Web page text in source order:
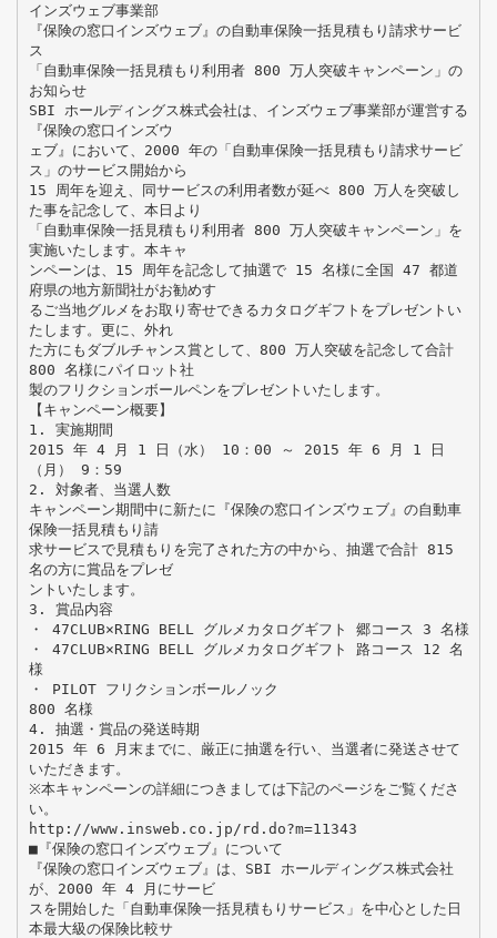
インズウェブ事業部
『保険の窓口インズウェブ』の自動車保険一括見積もり請求サービ
ス
「自動車保険一括見積もり利用者 800 万人突破キャンペーン」の
お知らせ
SBI ホールディングス株式会社は、インズウェブ事業部が運営する
『保険の窓口インズウ
ェブ』において、2000 年の「自動車保険一括見積もり請求サービ
ス」のサービス開始から
15 周年を迎え、同サービスの利用者数が延べ 800 万人を突破し
た事を記念して、本日より
「自動車保険一括見積もり利用者 800 万人突破キャンペーン」を
実施いたします。本キャ
ンペーンは、15 周年を記念して抽選で 15 名様に全国 47 都道
府県の地方新聞社がお勧めす
るご当地グルメをお取り寄せできるカタログギフトをプレゼントい
たします。更に、外れ
た方にもダブルチャンス賞として、800 万人突破を記念して合計
800 名様にパイロット社
製のフリクションボールペンをプレゼントいたします。
【キャンペーン概要】
1. 実施期間
2015 年 4 月 1 日（水） 10：00 ～ 2015 年 6 月 1 日
（月） 9：59
2. 対象者、当選人数
キャンペーン期間中に新たに『保険の窓口インズウェブ』の自動車
保険一括見積もり請
求サービスで見積もりを完了された方の中から、抽選で合計 815
名の方に賞品をプレゼ
ントいたします。
3. 賞品内容
・ 47CLUB×RING BELL グルメカタログギフト 郷コース 3 名様
・ 47CLUB×RING BELL グルメカタログギフト 路コース 12 名
様
・ PILOT フリクションボールノック
800 名様
4. 抽選・賞品の発送時期
2015 年 6 月末までに、厳正に抽選を行い、当選者に発送させて
いただきます。
※本キャンペーンの詳細につきましては下記のページをご覧くださ
い。
http://www.insweb.co.jp/rd.do?m=11343
■『保険の窓口インズウェブ』について
『保険の窓口インズウェブ』は、SBI ホールディングス株式会社
が、2000 年 4 月にサービ
スを開始した「自動車保険一括見積もりサービス」を中心とした日
本最大級の保険比較サ